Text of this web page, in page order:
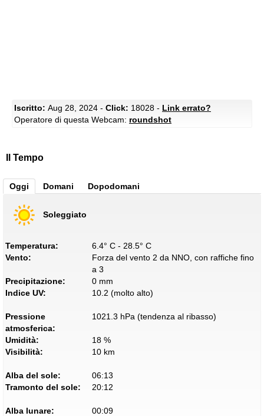
Iscritto: Aug 28, 2024 - Click: 18028 - Link errato?
Operatore di questa Webcam: roundshot
Il Tempo
Oggi Domani Dopodomani
Soleggiato
Temperatura:
6.4° C - 28.5° C
Vento:
Forza del vento 2 da NNO, con raffiche fino
a 3
Precipitazione:
0 mm
Indice UV:
10.2 (molto alto)
Pressione
atmosferica:
1021.3 hPa (tendenza al ribasso)
Umidità:
18 %
Visibilità:
10 km
Alba del sole:
06:13
Tramonto del sole:
20:12
Alba lunare:
00:09